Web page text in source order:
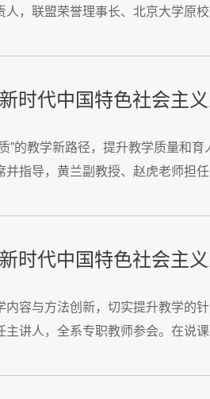
，联盟荣誉理事长、北京大学
时代中国特色社会主
”的教学新路径，提升教学质量和
指导，黄兰副教授、赵虎老师
时代中国特色社会主
容与方法创新，切实提升教学
讲人，全系专职教师参会。在说